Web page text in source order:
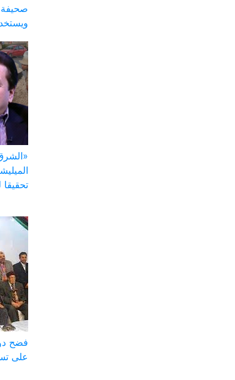
صحيفة
على